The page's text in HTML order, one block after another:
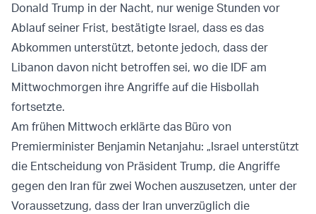
Donald Trump in der Nacht, nur wenige Stunden vor
Ablauf seiner Frist, bestätigte Israel, dass es das
Abkommen unterstützt, betonte jedoch, dass der
Libanon davon nicht betroffen sei, wo die IDF am
Mittwochmorgen ihre Angriffe auf die Hisbollah
fortsetzte.
Am frühen Mittwoch erklärte das Büro von
Premierminister Benjamin Netanjahu: „Israel unterstützt
die Entscheidung von Präsident Trump, die Angriffe
gegen den Iran für zwei Wochen auszusetzen, unter der
Voraussetzung, dass der Iran unverzüglich die